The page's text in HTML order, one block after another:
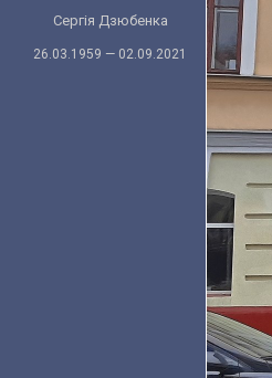
Сергія Дзюбенка
26.03.1959 — 02.09.2021